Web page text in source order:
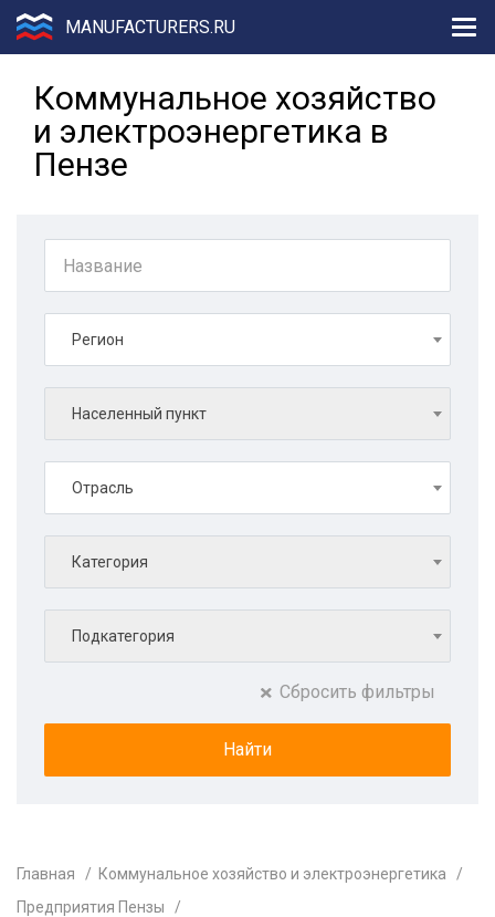
MANUFACTURERS.RU
Коммунальное хозяйство
и электроэнергетика в
Пензе
Регион
Населенный пункт
Отрасль
Категория
Подкатегория
Сбросить фильтры
Главная
Коммунальное хозяйство и электроэнергетика
Предприятия Пензы